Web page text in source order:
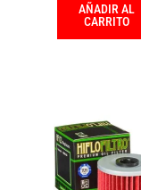
AÑADIR AL
CARRITO